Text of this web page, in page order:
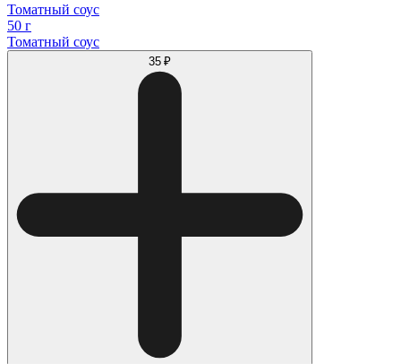
Томатный соус
50 г
Томатный соус
35 ₽